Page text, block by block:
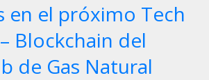
en el próximo Tech
Blockchain del
de Gas Natural